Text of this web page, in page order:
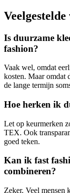
Is duurzame
fashion?
Vaak wel, omdat
kosten. Maar omdat
de lange termijn
Hoe herken ik
Let op keurmerken
TEX. Ook
goed teken.
Kan ik fast
combineren?
Zeker. Veel mensen